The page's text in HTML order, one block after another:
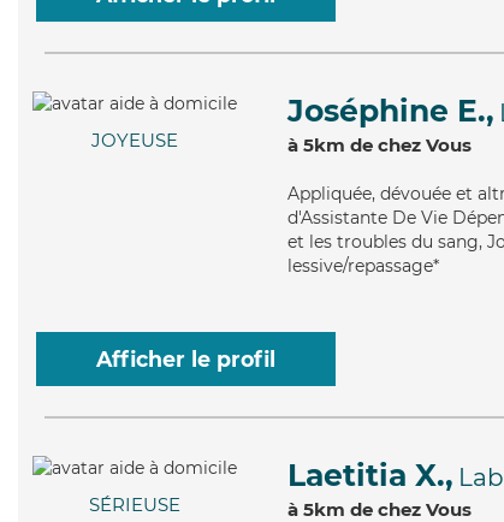
JOYEUSE
Joséphine E.,
à 5km de chez Vous
Appliquée, dévouée et
d'Assistante De Vie
et les troubles du sang,
lessive/repassage*
Afficher le profil
SÉRIEUSE
Laetitia X.,
à 5km de chez Vous